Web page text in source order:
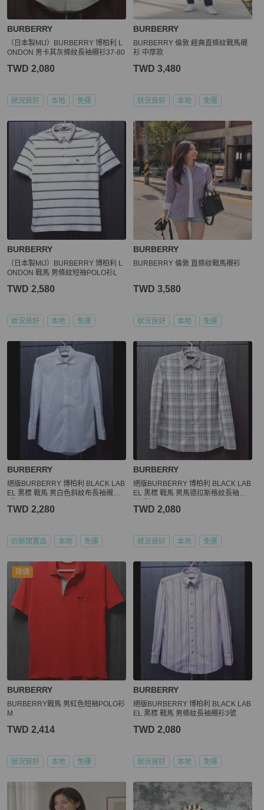
BURBERRY
（日本製MIJ）BURBERRY 博柏利 L
ONDON 男卡其灰條紋長袖襯衫37-80
TWD 2,080
狀況良好 本地 免運
BURBERRY
BURBERRY 倫敦 經典直條紋戰馬襯
衫 中厚款
TWD 3,480
狀況良好 本地 免運
BURBERRY
（日本製MIJ）BURBERRY 博柏利 L
ONDON 戰馬 男條紋短袖POLO衫L
TWD 2,580
狀況良好 本地 免運
BURBERRY
BURBERRY 倫敦 直條紋戰馬襯衫
TWD 3,580
狀況良好 本地 免運
BURBERRY
絕版BURBERRY 博柏利 BLACK LAB
EL 黑標 戰馬 男白色斜紋布長袖襯衫3
TWD 2,280
近新閒置品 本地 免運
BURBERRY
絕版BURBERRY 博柏利 BLACK LAB
EL 黑標 戰馬 男馬德拉斯格紋長袖襯
TWD 2,080
狀況良好 本地 免運
降價
BURBERRY
BURBERRY戰馬 男紅色短袖POLO衫
M
TWD 2,414
狀況良好 本地 免運
BURBERRY
絕版BURBERRY 博柏利 BLACK LAB
EL 黑標 戰馬 男條紋長袖襯衫3號
TWD 2,080
狀況良好 本地 免運